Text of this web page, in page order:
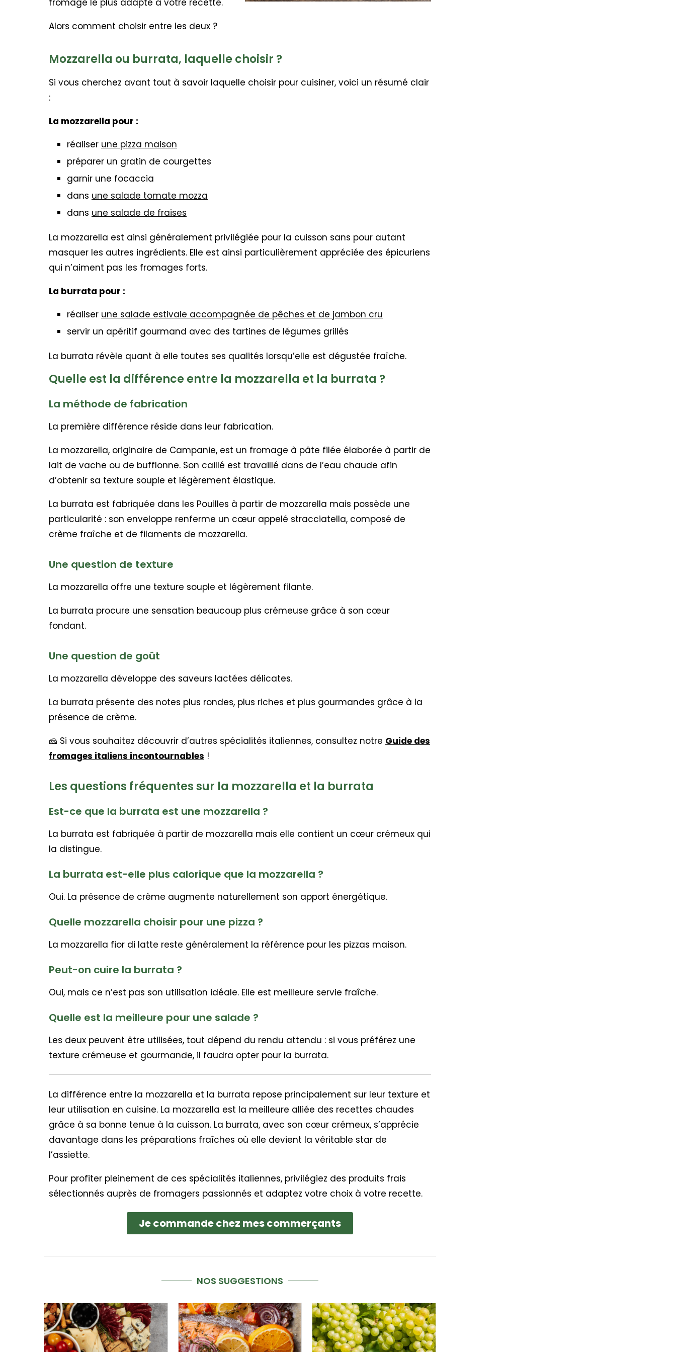
fromage le plus adapté à votre recette.
Alors comment choisir entre les deux ?
Mozzarella ou burrata, laquelle choisir ?
Si vous cherchez avant tout à savoir laquelle choisir pour cuisiner, voici un résumé clair
:
La mozzarella pour :
réaliser une pizza maison
préparer un gratin de courgettes
garnir une focaccia
dans une salade tomate mozza
dans une salade de fraises
La mozzarella est ainsi généralement privilégiée pour la cuisson sans pour autant
masquer les autres ingrédients. Elle est ainsi particulièrement appréciée des épicuriens
qui n’aiment pas les fromages forts.
La burrata pour :
réaliser une salade estivale accompagnée de pêches et de jambon cru
servir un apéritif gourmand avec des tartines de légumes grillés
La burrata révèle quant à elle toutes ses qualités lorsqu’elle est dégustée fraîche.
Quelle est la différence entre la mozzarella et la burrata ?
La méthode de fabrication
La première différence réside dans leur fabrication.
La mozzarella, originaire de Campanie, est un fromage à pâte filée élaborée à partir de
lait de vache ou de bufflonne. Son caillé est travaillé dans de l’eau chaude afin
d’obtenir sa texture souple et légèrement élastique.
La burrata est fabriquée dans les Pouilles à partir de mozzarella mais possède une
particularité : son enveloppe renferme un cœur appelé stracciatella, composé de
crème fraîche et de filaments de mozzarella.
Une question de texture
La mozzarella offre une texture souple et légèrement filante.
La burrata procure une sensation beaucoup plus crémeuse grâce à son cœur
fondant.
Une question de goût
La mozzarella développe des saveurs lactées délicates.
La burrata présente des notes plus rondes, plus riches et plus gourmandes grâce à la
présence de crème.
🧀 Si vous souhaitez découvrir d’autres spécialités italiennes, consultez notre Guide des
fromages italiens incontournables !
Les questions fréquentes sur la mozzarella et la burrata
Est-ce que la burrata est une mozzarella ?
La burrata est fabriquée à partir de mozzarella mais elle contient un cœur crémeux qui
la distingue.
La burrata est-elle plus calorique que la mozzarella ?
Oui. La présence de crème augmente naturellement son apport énergétique.
Quelle mozzarella choisir pour une pizza ?
La mozzarella fior di latte reste généralement la référence pour les pizzas maison.
Peut-on cuire la burrata ?
Oui, mais ce n’est pas son utilisation idéale. Elle est meilleure servie fraîche.
Quelle est la meilleure pour une salade ?
Les deux peuvent être utilisées, tout dépend du rendu attendu : si vous préférez une
texture crémeuse et gourmande, il faudra opter pour la burrata.
La différence entre la mozzarella et la burrata repose principalement sur leur texture et
leur utilisation en cuisine. La mozzarella est la meilleure alliée des recettes chaudes
grâce à sa bonne tenue à la cuisson. La burrata, avec son cœur crémeux, s’apprécie
davantage dans les préparations fraîches où elle devient la véritable star de
l’assiette.
Pour profiter pleinement de ces spécialités italiennes, privilégiez des produits frais
sélectionnés auprès de fromagers passionnés et adaptez votre choix à votre recette.
Je commande chez mes commerçants
NOS SUGGESTIONS